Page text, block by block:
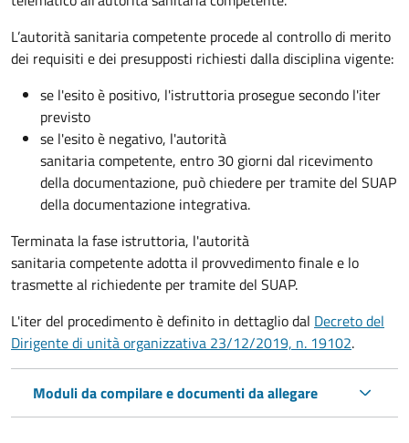
L’autorità sanitaria competente procede al controllo di merito
dei requisiti e dei presupposti richiesti dalla disciplina vigente:
se l'esito è positivo, l'istruttoria prosegue secondo l'iter
previsto
se l'esito è negativo, l'autorità
sanitaria competente, entro 30 giorni dal ricevimento
della documentazione, può chiedere per tramite del SUAP
della documentazione integrativa.
Terminata la fase istruttoria, l'autorità
sanitaria competente adotta il provvedimento finale e lo
trasmette al richiedente per tramite del SUAP.
L'iter del procedimento è definito in dettaglio dal Decreto del
Dirigente di unità organizzativa 23/12/2019, n. 19102.
Moduli da compilare e documenti da allegare